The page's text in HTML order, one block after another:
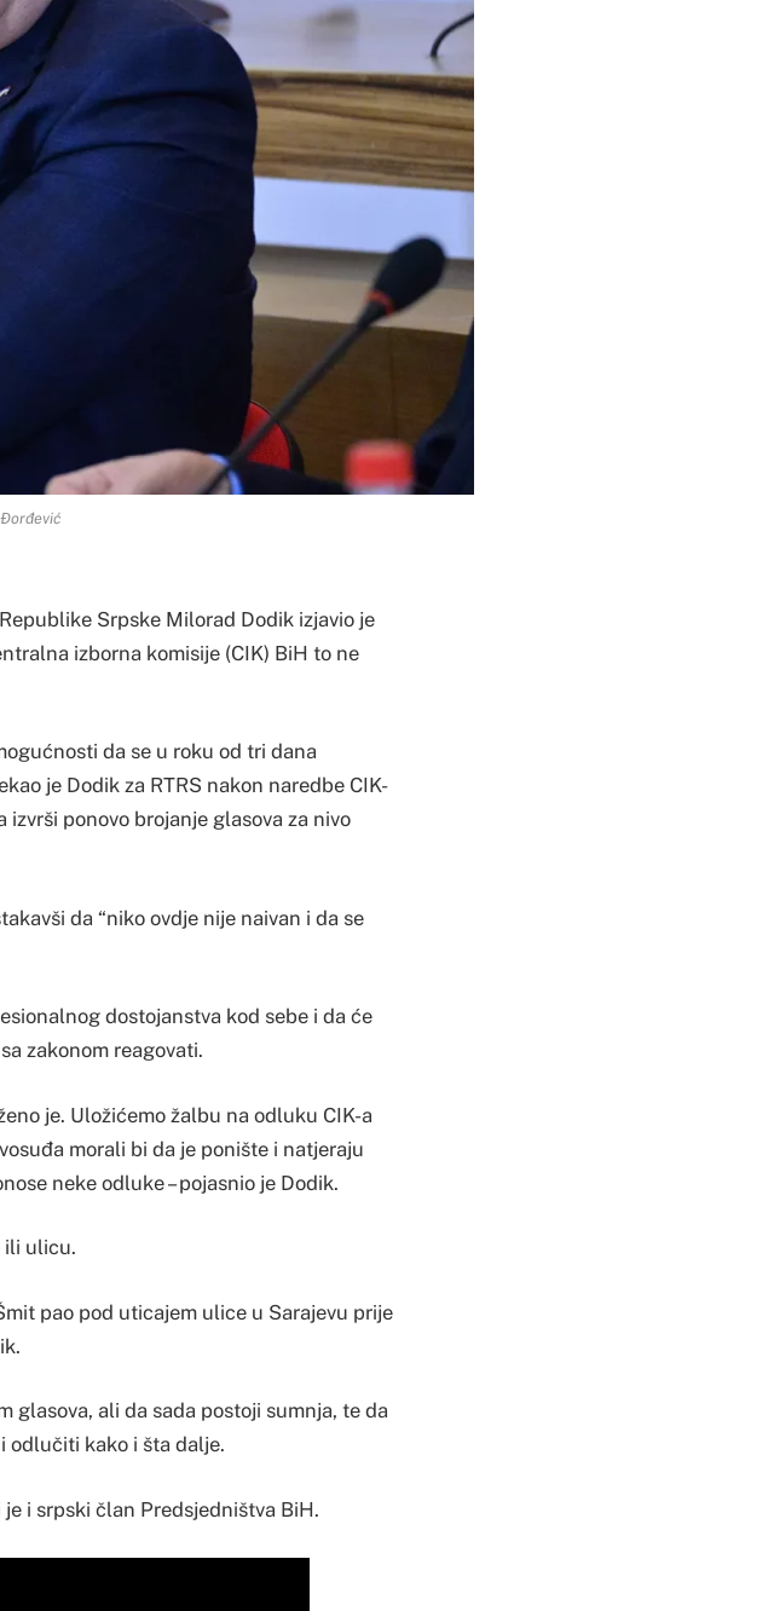
Srpske Milorad Dodik izjavio je
izborna komisije (CIK) BiH to ne
da se u roku od tri dana
je Dodik za RTRS nakon naredbe CIK-
ponovo brojanje glasova za nivo
da “niko ovdje nije naivan i da se
dostojanstva kod sebe i da će
zakonom reagovati.
je. Uložićemo žalbu na odluku CIK-a
morali bi da je ponište i natjeraju
neke odluke – pojasnio je Dodik.
ili ulicu.
pao pod uticajem ulice u Sarajevu prije
glasova, ali da sada postoji sumnja, te da
odlučiti kako i šta dalje.
i srpski član Predsjedništva BiH.